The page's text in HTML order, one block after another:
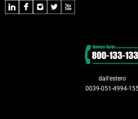
LinkedInFacebook
Instagram
TwitterYoutube
dall'estero
0039-051-4994-